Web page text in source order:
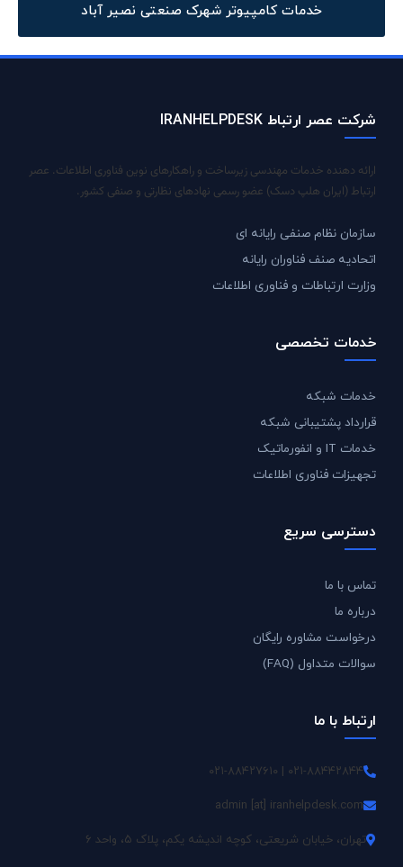
خدمات کامپیوتر شهرک صنعتی نصیر آباد
شرکت عصر ارتباط IRANHELPDESK
ارائه دهنده خدمات مهندسی زیرساخت و راهکارهای نوین فناوری اطلاعات. عصر
ارتباط (ایران هلپ دسک) عضو رسمی نهادهای نظارتی و صنفی کشور.
سازمان نظام صنفی رایانه ای
اتحادیه صنف فناوران رایانه
وزارت ارتباطات و فناوری اطلاعات
خدمات تخصصی
خدمات شبکه
قرارداد پشتیبانی شبکه
خدمات IT و انفورماتیک
تجهیزات فناوری اطلاعات
دسترسی سریع
تماس با ما
درباره ما
درخواست مشاوره رایگان
سوالات متداول (FAQ)
ارتباط با ما
۰۲۱-۸۸۴۴۲۸۴۴ | ۰۲۱-۸۸۴۲۷۶۱۰
admin [at] iranhelpdesk.com
تهران، خیابان شریعتی، کوچه اندیشه یکم، پلاک ۵، واحد ۶